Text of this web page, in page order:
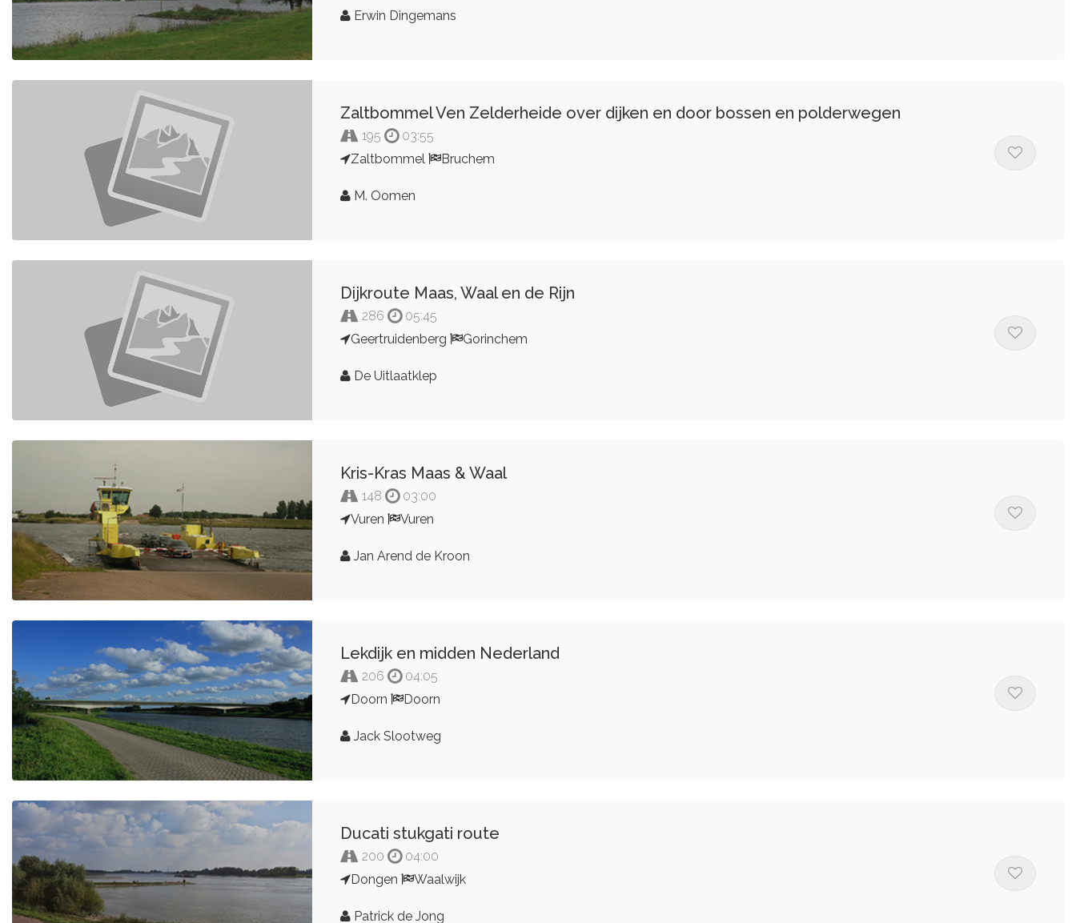
Erwin Dingemans
Zaltbommel Ven Zelderheide over dijken en door bossen en polderwegen
195
03:55
Zaltbommel
Bruchem
M. Oomen
Dijkroute Maas, Waal en de Rijn
286
05:45
Geertruidenberg
Gorinchem
De Uitlaatklep
Kris-Kras Maas & Waal
148
03:00
Vuren
Vuren
Jan Arend de Kroon
Lekdijk en midden Nederland
206
04:05
Doorn
Doorn
Jack Slootweg
Ducati stukgati route
200
04:00
Dongen
Waalwijk
Patrick de Jong